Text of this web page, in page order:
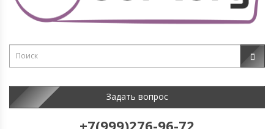
Задать вопрос
+7(999)276-96-72